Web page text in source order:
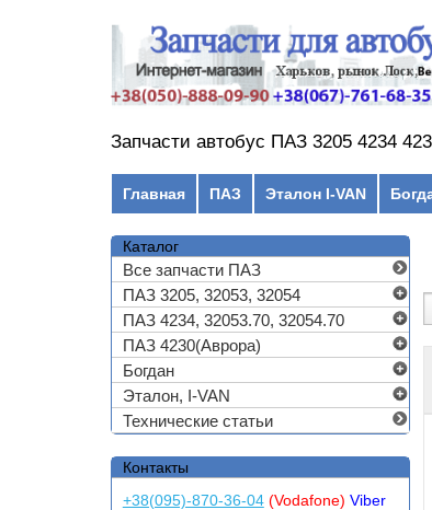
Запчасти автобус ПАЗ 3205 4234
Главная ПАЗ Эталон I-VAN
Каталог
Все запчасти ПАЗ
ПАЗ 3205, 32053, 32054
ПАЗ 4234, 32053.70, 32054.70
ПАЗ 4230(Аврора)
Богдан
Эталон, I-VAN
Технические статьи
Контакты
+38(095)-870-36-04(Vodafone) Viber